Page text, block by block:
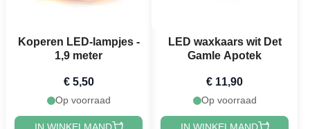
Koperen LED-lampjes -
1,9 meter
€ 5,50
Op voorraad
LED waxkaars wit Det
Gamle Apotek
€ 11,90
Op voorraad